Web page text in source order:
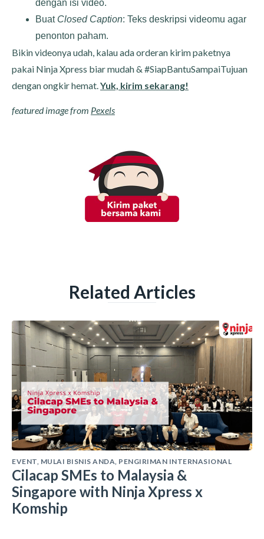
dengan isi video.
Buat Closed Caption: Teks deskripsi videomu agar
penonton paham.
Bikin videonya udah, kalau ada orderan kirim paketnya
pakai Ninja Xpress biar mudah & #SiapBantuSampaiTujuan
dengan ongkir hemat.Yuk, kirim sekarang!
featured image from Pexels
Related Articles
EVENT MULAI BISNIS ANDA PENGIRIMAN INTERNASIONAL
Cilacap SMEs to Malaysia &
Singapore with Ninja Xpress x
Komship